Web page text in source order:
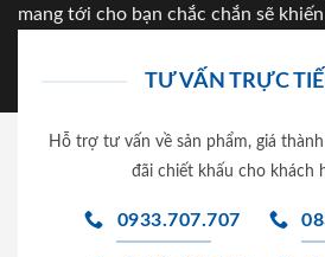
mang tới cho bạn chắc chắn sẽ
TƯ VẤN TRỰC
Hỗ trợ tư vấn về sản phẩm, giá
đãi chiết khấu cho khách
0933.707.707